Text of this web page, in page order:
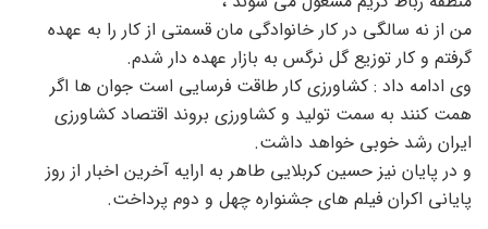
من از نه سالگی در کار خانوادگی مان قسمتی از کار را به عهده
گرفتم و کار توزیع گل نرگس به بازار عهده دار شدم.
وی ادامه داد : کشاورزی کار طاقت فرسایی است جوان ها اگر
همت کنند به سمت تولید و کشاورزی بروند اقتصاد کشاورزی
ایران رشد خوبی خواهد داشت.
و در پایان نیز حسین کربلایی طاهر به ارایه آخرین اخبار از روز
پایانی اکران فیلم های جشنواره چهل و دوم پرداخت.